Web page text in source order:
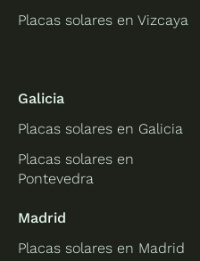
Placas solares en Vizcaya
Galicia
Placas solares en Galicia
Placas solares en
Pontevedra
Madrid
Placas solares en Madrid